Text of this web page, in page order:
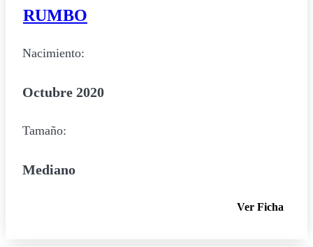
RUMBO
Nacimiento:
Octubre 2020
Tamaño:
Mediano
Ver Ficha